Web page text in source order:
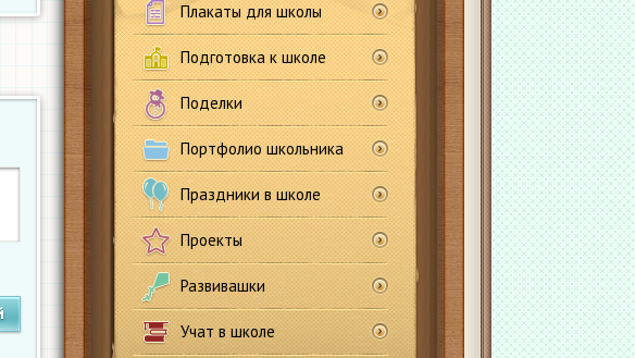
Плакаты для школы
Подготовка к школе
Поделки
Портфолио школьника
Праздники в школе
Проекты
Развивашки
Учат в школе